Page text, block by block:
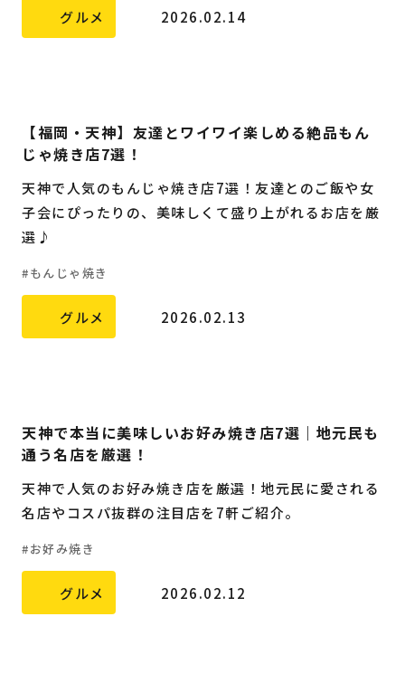
グルメ 2026.02.14
【福岡・天神】友達とワイワイ楽しめる絶品もん
じゃ焼き店7選！
天神で人気のもんじゃ焼き店7選！友達とのご飯や女
子会にぴったりの、美味しくて盛り上がれるお店を厳
選♪
もんじゃ焼き
グルメ 2026.02.13
天神で本当に美味しいお好み焼き店7選｜地元民も
通う名店を厳選！
天神で人気のお好み焼き店を厳選！地元民に愛される
名店やコスパ抜群の注目店を7軒ご紹介。
お好み焼き
グルメ 2026.02.12